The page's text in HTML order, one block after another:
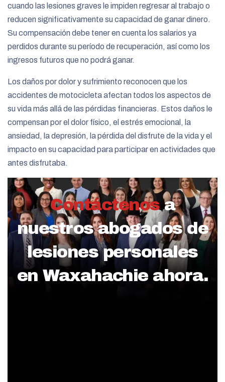
cuando las lesiones graves le impiden regresar al trabajo o
reducen significativamente su capacidad de ganar dinero.
Su compensación debe tener en cuenta los salarios ya
perdidos durante su período de recuperación, así como los
ingresos futuros que no podrá ganar.
Los daños por dolor y sufrimiento reconocen que los
accidentes de motocicleta afectan todos los aspectos de
su vida más allá de las pérdidas financieras. Estos daños le
compensan por el dolor físico, el estrés emocional, la
ansiedad, la depresión, la pérdida del disfrute de la vida y el
impacto en su capacidad para participar en actividades que
antes disfrutaba.
Contáctenos a
nuestros abogados de
lesiones personales
en Waxahachie ahora.